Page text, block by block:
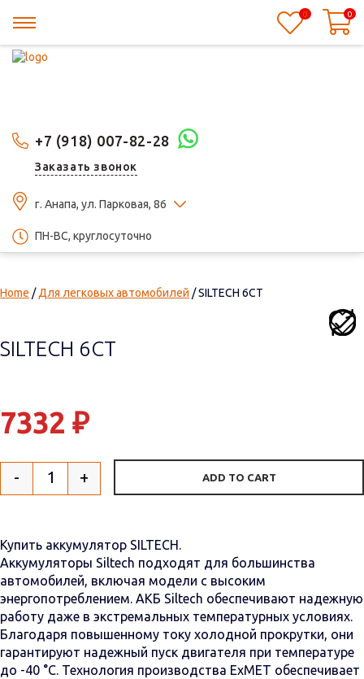
+7 (918) 007-82-28
Заказать звонок
г. Анапа, ул. Парковая, 86
ПН-ВС, круглосуточно
0 0
Home /Для легковых автомобилей / SILTECH 6СТ
SILTECH 6СТ
7332 ₽
Quantity
- + ADD TO CART
Купить аккумулятор SILTECH.
Аккумуляторы Siltech подходят для большинства
автомобилей, включая модели с высоким
энергопотреблением. АКБ Siltech обеспечивают надежную
работу даже в экстремальных температурных условиях.
Благодаря повышенному току холодной прокрутки, они
гарантируют надежный пуск двигателя при температуре
до -40 °C. Технология производства ExMET обеспечивает